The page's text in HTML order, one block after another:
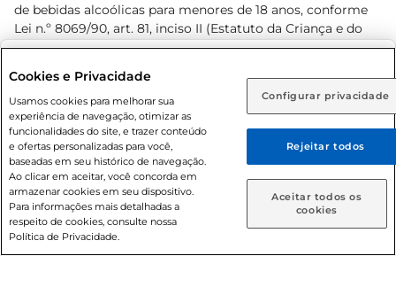
Rio de Janeiro (RJ) Goiás (GO)
Ou
Caso queira comprar online, informe como deseja receber
suas compras:
Entrega em casa Retire em Loja
de bebidas alcoólicas para menores de 18 anos, conforme
Lei n.º 8069/90, art. 81, inciso II (Estatuto da Criança e do
Adolescente). Preços e condições exclusivos para o
prévio. O valor mínimo para as compras on-line é de R$
80,00.
© 2026 Copyright. Todos os direitos
reservados Prezunic.
Cookies e Privacidade
Usamos cookies para melhorar sua
experiência de navegação, otimizar as
funcionalidades do site, e trazer conteúdo
e ofertas personalizadas para você,
baseadas em seu histórico de navegação.
Ao clicar em aceitar, você concorda em
armazenar cookies em seu dispositivo.
Para informações mais detalhadas a
respeito de cookies, consulte nossa
Política de Privacidade.
Configurar privacidade
Rejeitar todos
Aceitar todos os
cookies